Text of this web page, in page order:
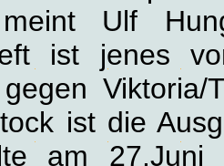
meint Ulf
ist jenes
gegen
ist die
am 27.Juni